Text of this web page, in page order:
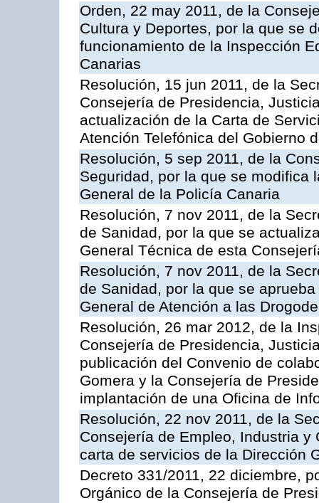
Orden, 22 may 2011, de la
Cultura y Deportes, por la que se
funcionamiento de la Inspección
Canarias
Resolución, 15 jun 2011, de la
Consejería de Presidencia,
actualización de la Carta de
Atención Telefónica del Gobierno
Resolución, 5 sep 2011, de la
Seguridad, por la que se modifica
General de la Policía Canaria
Resolución, 7 nov 2011, de la
de Sanidad, por la que se
General Técnica de esta
Resolución, 7 nov 2011, de la
de Sanidad, por la que se
General de Atención a las
Resolución, 26 mar 2012, de la
Consejería de Presidencia,
publicación del Convenio de
Gomera y la Consejería de
implantación de una Oficina de
Resolución, 22 nov 2011, de la
Consejería de Empleo, Industria
carta de servicios de la Dirección
Decreto 331/2011, 22 diciembre,
Orgánico de la Consejería de